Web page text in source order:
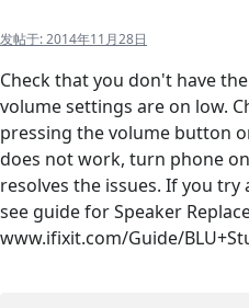
发帖于:2014年11月28日
Check that you don't have
volume settings are on low.
pressing the volume button
does not work, turn phone
resolves the issues. If you
see guide for Speaker
www.ifixit.com/Guide/